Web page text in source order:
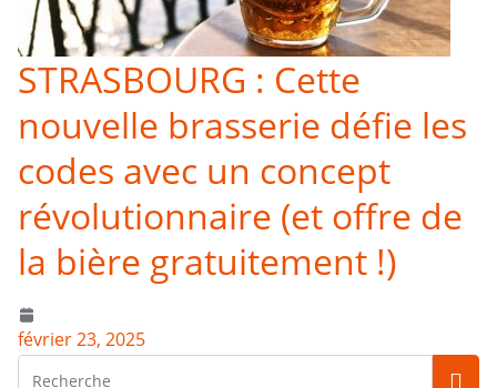
STRASBOURG : Cette
nouvelle brasserie défie les
codes avec un concept
révolutionnaire (et offre de
la bière gratuitement !)
février 23, 2025